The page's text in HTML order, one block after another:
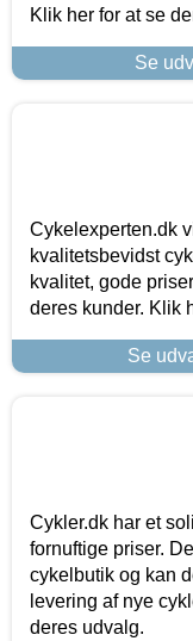
Klik her for at se
Se
Cykelexperten.dk
kvalitetsbevidst
kvalitet, gode
deres kunder. Klik
Se
Cykler.dk har et
fornuftige priser.
cykelbutik og kan
levering af nye
deres udvalg.